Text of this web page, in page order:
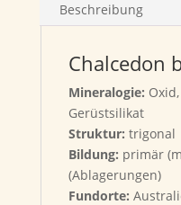
Beschreibung
Chalcedon
Mineralogie:
Gerüstsilikat
Struktur: trigonal
Bildung: primär
(Ablagerungen)
Fundorte: